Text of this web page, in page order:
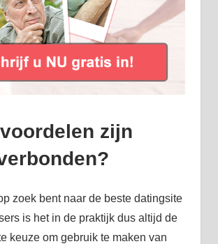
zijn
zoek bent naar de beste datingsite
is het in de praktijk dus altijd de
keuze om gebruik te maken van